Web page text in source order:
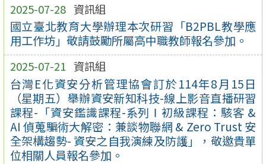
2025-07-28 資訊組
國立臺北教育大學辦理本次研習「B2PBL教學應
用工作坊」敬請鼓勵所屬高中職教師報名參加。
2025-07-21 資訊組
台灣E化資安分析管理協會訂於114年8月15日
（星期五）舉辦資安新知科技-線上影音直播研習
課程-「資安鑑識課程-系列Ⅰ初級課程：駭客 &
AI 偵蒐騙術大解密：兼談物聯網 & Zero Trust 安
全架構趨勢- 資安之自我演練及防護」，敬邀貴單
位相關人員報名參加。